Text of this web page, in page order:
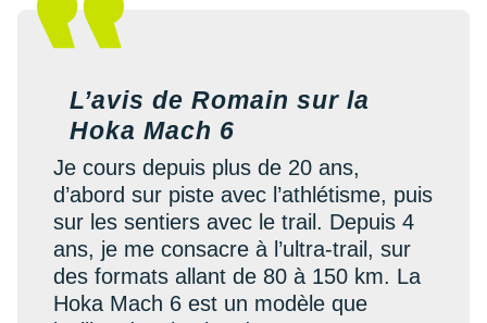
L’avis de Romain sur la
Hoka Mach 6
Je cours depuis plus de 20 ans,
d’abord sur piste avec l’athlétisme, puis
sur les sentiers avec le trail. Depuis 4
ans, je me consacre à l’ultra-trail, sur
des formats allant de 80 à 150 km. La
Hoka Mach 6 est un modèle que
Sac de couchage
Tours de cou
Triathlon-Natation
PAR MARQUES
DÉSTOCKAGE
Merrell
Naak
New Balance
Nike
NNormal